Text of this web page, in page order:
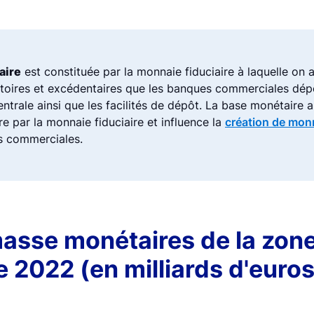
est constituée par la monnaie fiduciaire à laquelle on
et excédentaires que les banques commerciales
ainsi que les facilités de dépôt. La base monétaire
par la monnaie fiduciaire et influence la création de
commerciales.
monétaires de la
2022 (en milliards